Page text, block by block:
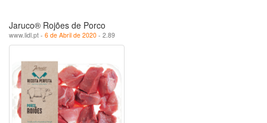
Jaruco® Rojões de Porco
www.lidl.pt - 6 de Abril de 2020 - 2.89